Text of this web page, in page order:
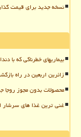
نسخه جدید برای قیمت
بیماریهای خطرناکی که با
زائرین اربعین در راه
محصولات بدون مجوز
غنی ترین غذا های سرشار